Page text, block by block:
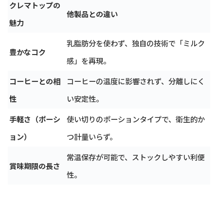
クレマトップの
魅力
他製品との違い
豊かなコク
乳脂肪分を使わず、独自の技術で「ミルク
感」を再現。
コーヒーとの相
性
コーヒーの温度に影響されず、分離しにく
い安定性。
手軽さ（ポーシ
ョン）
使い切りのポーションタイプで、衛生的か
つ計量いらず。
賞味期限の長さ
常温保存が可能で、ストックしやすい利便
性。